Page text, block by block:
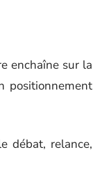
enchaîne sur la
positionnement
débat, relance,